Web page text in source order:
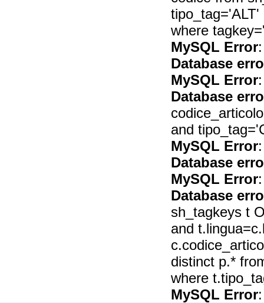
where
MySQL Error
Database
MySQL Error
Database
and
MySQL Error
Database
MySQL Error
Database
sh_tagkeys t
and
distinct p.*
where
MySQL Error